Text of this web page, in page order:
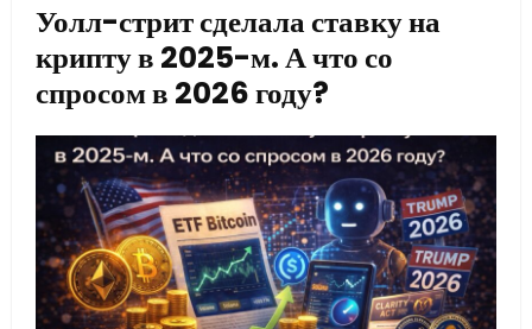
Уолл-стрит сделала ставку на
крипту в 2025-м. А что со
спросом в 2026 году?